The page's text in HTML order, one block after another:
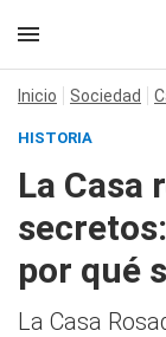
Inicio Sociedad
HISTORIA
La Casa
por qué
La Casa